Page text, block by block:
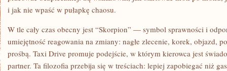
i jak nie wpaść w pułapkę chaosu.
W tle cały czas obecny jest “Skorpion” — symbol sprawności i
umiejętność reagowania na zmiany: nagłe zlecenie, korek, objazd,
prośbą. Taxi Drive promuje podejście, w którym kierowca jest
partner. Ta filozofia przebija się w treściach: lepiej zapobiegać niż